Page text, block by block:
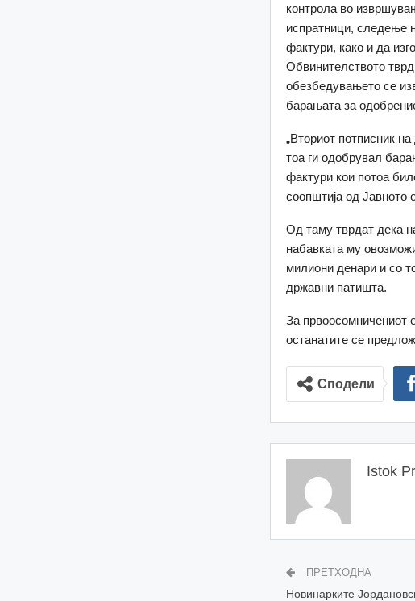
контрола во
испратници, следење
фактури, како и да
Обвинителството
обезбедувањето се
барањата за
„Вториот потписник
тоа ги одобрувал
фактури кои потоа
соопштија од Јавното
Од таму тврдат дека
набавката му
милиони денари и со
државни патишта.
За првоосомничениот
останатите се
Сподели
Istok
ПРЕТХОДНА
Новинарките